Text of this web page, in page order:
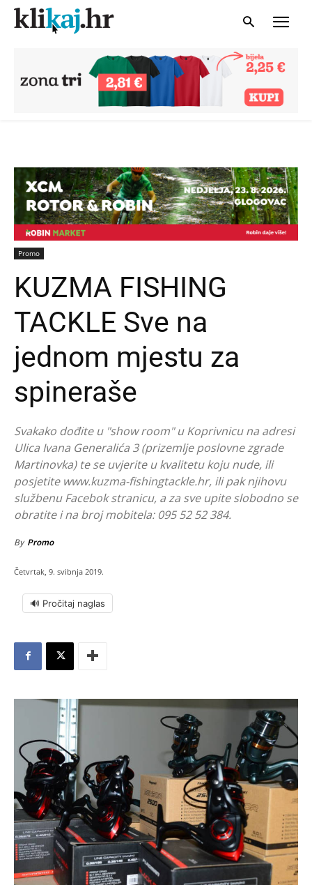
Promo
KUZMA FISHING
TACKLE Sve na
jednom mjestu za
spineraše
Svakako dođite u "show room" u Koprivnicu na adresi
Ulica Ivana Generalića 3 (prizemlje poslovne zgrade
Martinovka) te se uvjerite u kvalitetu koju nude, ili
posjetite www.kuzma-fishingtackle.hr, ili pak njihovu
službenu Facebok stranicu, a za sve upite slobodno se
obratite i na broj mobitela: 095 52 52 384.
By Promo
Četvrtak, 9. svibnja 2019.
🔊 Pročitaj naglas